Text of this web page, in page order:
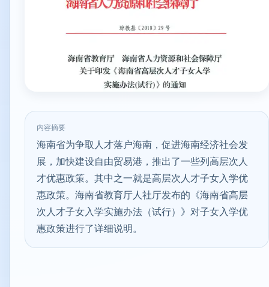
内容摘要
海南省为争取人才落户海南，促进海南经济社会发
展，加快建设自由贸易港，推出了一些列高层次人
才优惠政策。其中之一就是高层次人才子女入学优
惠政策。海南省教育厅人社厅发布的《海南省高层
次人才子女入学实施办法（试行）》对子女入学优
惠政策进行了详细说明。